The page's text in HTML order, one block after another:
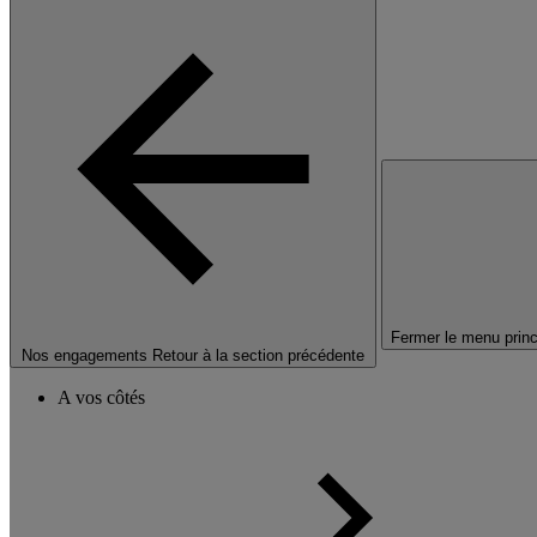
Nos engagements Retour à la section précédente
Fermer le menu
A vos côtés